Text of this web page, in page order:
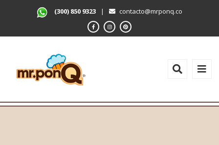
(300) 850 9323 | contacto@mrponq.co